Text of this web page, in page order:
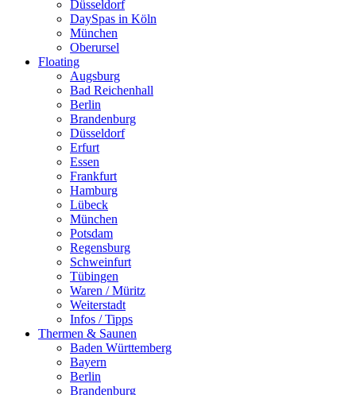
Düsseldorf
DaySpas in Köln
München
Oberursel
Floating
Augsburg
Bad Reichenhall
Berlin
Brandenburg
Düsseldorf
Erfurt
Essen
Frankfurt
Hamburg
Lübeck
München
Potsdam
Regensburg
Schweinfurt
Tübingen
Waren / Müritz
Weiterstadt
Infos / Tipps
Thermen & Saunen
Baden Württemberg
Bayern
Berlin
Brandenburg